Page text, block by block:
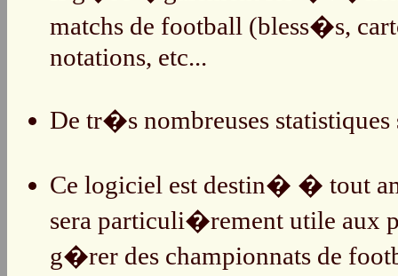
matchs de football (bless�s,
notations, etc...
De tr�s nombreuses statistiques
Ce logiciel est destin� � tout
sera particuli�rement utile aux
g�rer des championnats de